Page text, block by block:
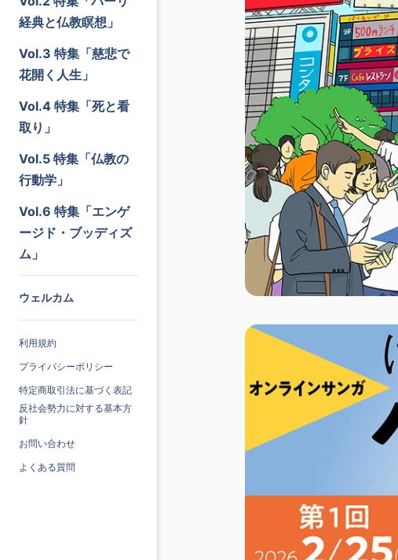
経典と仏教瞑想」
Vol.3 特集「慈悲で
花開く人生」
Vol.4 特集「死と看
取り」
Vol.5 特集「仏教の
行動学」
Vol.6 特集「エンゲ
ージド・ブッディズ
ム」
ウェルカム
利用規約
プライバシーポリシー
特定商取引法に基づく表記
反社会勢力に対する基本方
針
お問い合わせ
よくある質問